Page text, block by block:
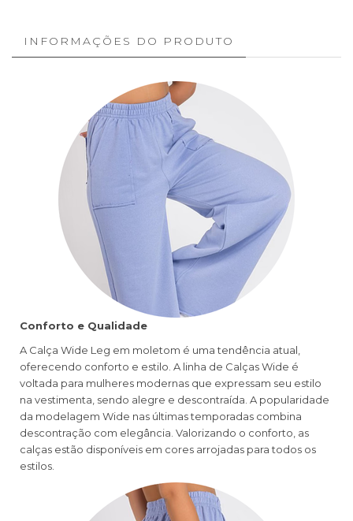
INFORMAÇÕES DO PRODUTO
Conforto e Qualidade
A Calça Wide Leg em moletom é uma tendência atual,
oferecendo conforto e estilo. A linha de Calças Wide é
voltada para mulheres modernas que expressam seu estilo
na vestimenta, sendo alegre e descontraída. A popularidade
da modelagem Wide nas últimas temporadas combina
descontração com elegância. Valorizando o conforto, as
calças estão disponíveis em cores arrojadas para todos os
estilos.